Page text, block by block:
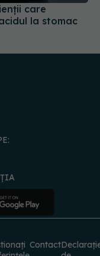
care
la stomac
Contact